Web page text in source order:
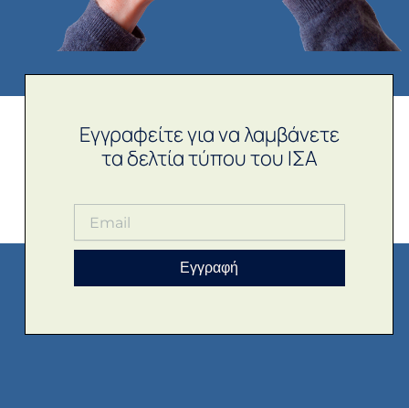
Εγγραφείτε για να λαμβάνετε
τα δελτία τύπου του ΙΣΑ
Εγγραφή